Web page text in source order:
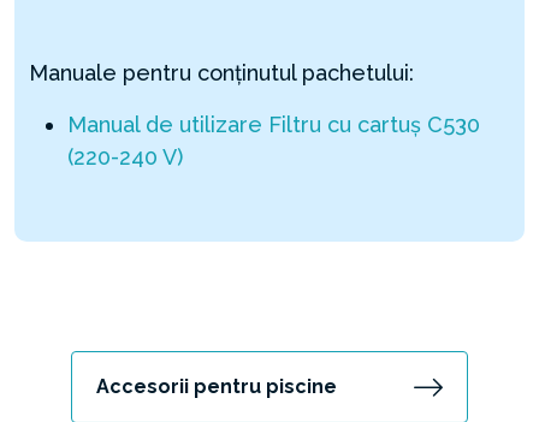
Manuale pentru conținutul pachetului:
Manual de utilizare Filtru cu cartuș C530
(220-240 V)
Accesorii pentru piscine